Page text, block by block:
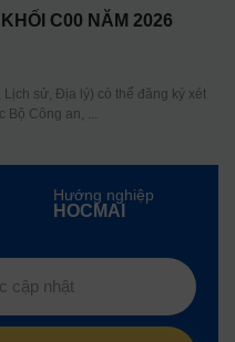
C00 NĂM 2026
sử, Địa lý) có thể đăng ký xét
Bộ Công an,
Hướng nghiệp
HOCMAI